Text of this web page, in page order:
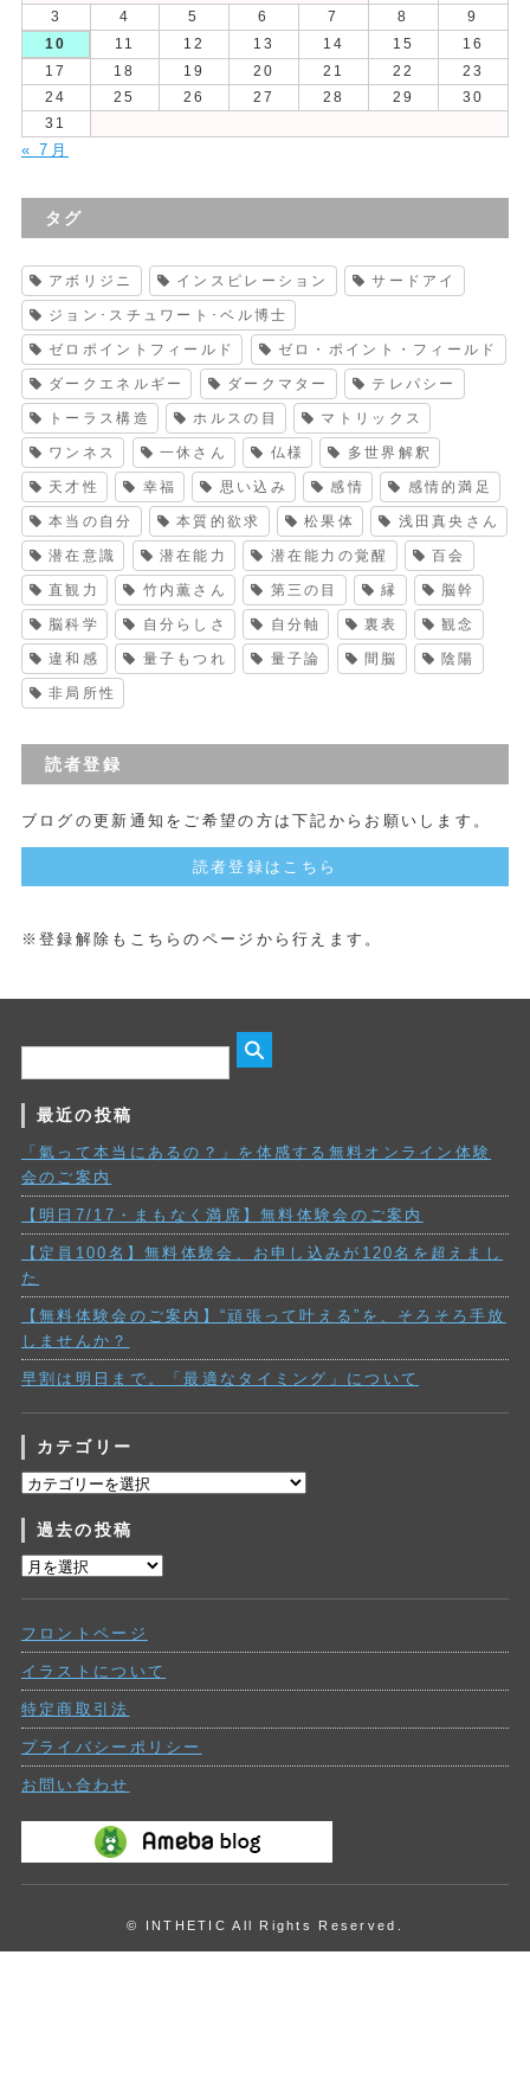
3
4 5 6 7 8
9
10
11 12 13 14 15
16
17
18 19 20 21 22
23
24
25 26 27 28 29
30
31
« 7月
タグ
アボリジニ インスピレーション サードアイ
ジョン･スチュワート･ベル博士
ゼロポイントフィールド ゼロ・ポイント・フィールド
ダークエネルギー ダークマター テレパシー
トーラス構造 ホルスの目 マトリックス
ワンネス 一休さん 仏様 多世界解釈
天才性 幸福 思い込み 感情 感情的満足
本当の自分 本質的欲求 松果体 浅田真央さん
潜在意識 潜在能力 潜在能力の覚醒 百会
直観力 竹内薫さん 第三の目 縁 脳幹
脳科学 自分らしさ 自分軸 裏表 観念
違和感 量子もつれ 量子論 間脳 陰陽
非局所性
読者登録
ブログの更新通知をご希望の方は下記からお願いします。
読者登録はこちら
※登録解除もこちらのページから行えます。
最近の投稿
「氣って本当にあるの？」を体感する無料オンライン体験
会のご案内
【明日7/17・まもなく満席】無料体験会のご案内
【定員100名】無料体験会、お申し込みが120名を超えまし
た
【無料体験会のご案内】“頑張って叶える”を、そろそろ手放
しませんか？
早割は明日まで。「最適なタイミング」について
カテゴリー
カ
ゴ
リ
ー
過去の投稿
過
投
稿
フロントページ
イラストについて
特定商取引法
プライバシーポリシー
お問い合わせ
© INTHETIC All Rights Reserved.